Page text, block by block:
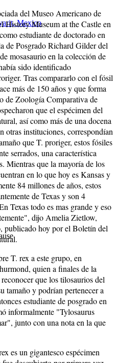
Mexico
del Museo Americano de
History Museum at the Castle en
estudiante de doctorado en
de Posgrado Richard Gilder del
mosasaurio en la colección de
sido identificado
Tras compararlo con el fósil
más de 150 años y que forma
de Zoología Comparativa de
que el espécimen del
así como más de una docena
otras instituciones, correspondían
que T. proriger, estos fósiles
serrados, una característica
Mientras que la mayoría de los
en lo que hoy es Kansas y
84 millones de años, estos
de Texas y son 4
Texas todo es mas grande y eso
dijo Amelia Zietlow,
publicado hoy por el Boletín del
T. rex a este grupo, en
quien a finales de la
que los tilosaurios del
tamaño y podrían pertenecer a
estudiante de posgrado en
informalmente "Tylosaurus
junto con una nota en la que
es un gigantesco espécimen